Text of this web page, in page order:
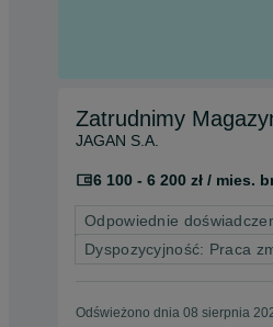
Zatrudnimy
JAGAN S.A.
6 100 - 6 200 zł / mies.
Odpowiednie
Dyspozycyjność: Praca
Odświeżono dnia 08 sierpnia